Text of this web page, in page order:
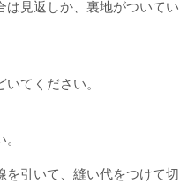
は見返しか、裏地がついてい
てください。
引いて、縫い代をつけて切